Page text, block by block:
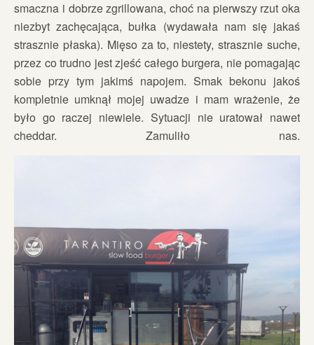
smaczna i dobrze zgrillowana, choć na pierwszy rzut oka
niezbyt zachęcająca, bułka (wydawała nam się jakaś
strasznie płaska). Mięso za to, niestety, strasznie suche,
przez co trudno jest zjeść całego burgera, nie pomagając
sobie przy tym jakimś napojem. Smak bekonu jakoś
kompletnie umknął mojej uwadze i mam wrażenie, że
było go raczej niewiele. Sytuacji nie uratował nawet
cheddar. Zamuliło nas.